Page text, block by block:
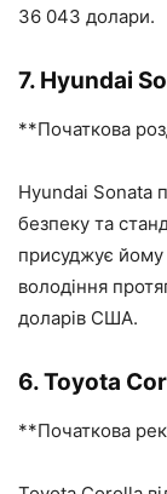
36 043 долари.
7. Hyundai
**Початкова
Hyundai Sonata
безпеку та
присуджує йому
володіння
доларів США.
6. Toyota
**Початкова